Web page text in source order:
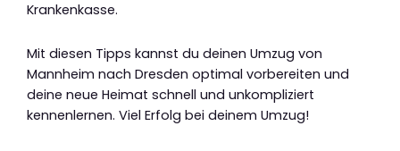
Krankenkasse.
Mit diesen Tipps kannst du deinen Umzug von
Mannheim nach Dresden optimal vorbereiten und
deine neue Heimat schnell und unkompliziert
kennenlernen. Viel Erfolg bei deinem Umzug!